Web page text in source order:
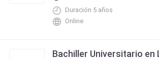
Duración 5 años
Online
Bachiller Universitario en